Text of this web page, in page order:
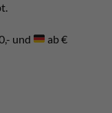
und
ab €